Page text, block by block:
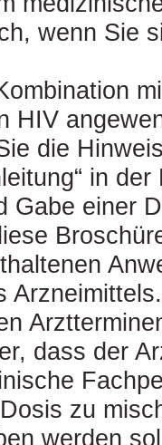
wenn Sie
HIV
die
in
Gabe einer
dass der
zu
werden